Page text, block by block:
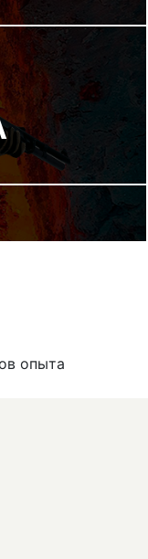
опыта